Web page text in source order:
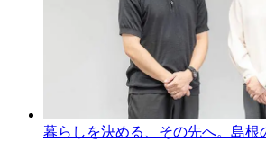
暮らしを決める、その先へ。島